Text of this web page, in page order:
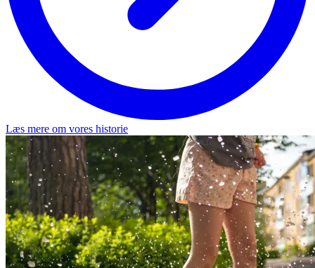
Læs mere om vores historie